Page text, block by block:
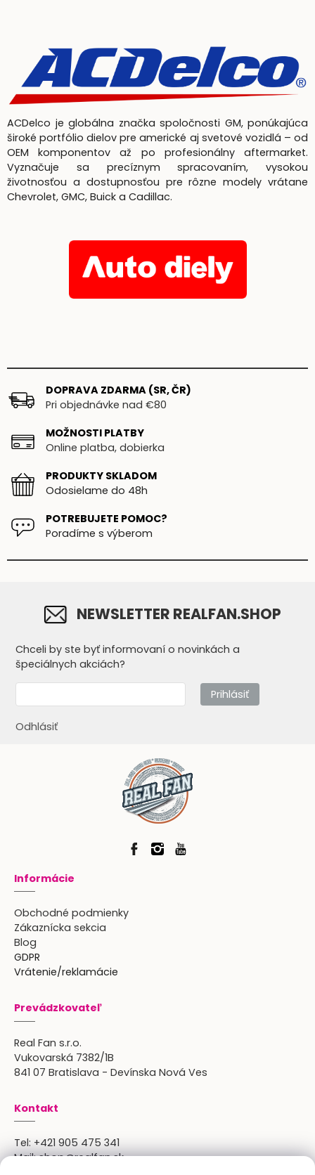
ACDelco je globálna značka spoločnosti GM, ponúkajúca
široké portfólio dielov pre americké aj svetové vozidlá – od
OEM komponentov až po profesionálny aftermarket.
Vyznačuje sa precíznym spracovaním, vysokou
životnosťou a dostupnosťou pre rôzne modely vrátane
Chevrolet, GMC, Buick a Cadillac.
DOPRAVA ZDARMA (SR, ČR)
Pri objednávke nad €80
MOŽNOSTI PLATBY
Online platba, dobierka
PRODUKTY SKLADOM
Odosielame do 48h
POTREBUJETE POMOC?
Poradíme s výberom
NEWSLETTER REALFAN.SHOP
Chceli by ste byť informovaní o novinkách a
špeciálnych akciách?
Prihlásiť
Odhlásiť
Informácie
Obchodné podmienky
Zákaznícka sekcia
Blog
GDPR
Vrátenie/reklamácie
Prevádzkovateľ
Real Fan s.r.o.
Vukovarská 7382/1B
841 07 Bratislava - Devínska Nová Ves
Kontakt
Tel: +421 905 475 341
Mail:shop@realfan.sk